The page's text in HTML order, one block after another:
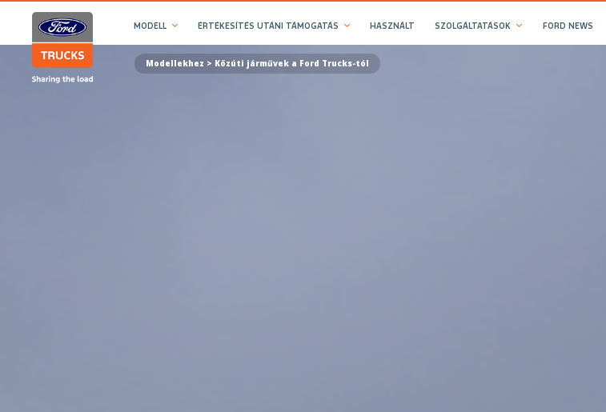
MODELL ÉRTÉKESÍTÉS UTÁNI TÁMOGATÁS HASZNÁLT SZOLGÁLTATÁSOK FORD NEWS
Modellekhez > Közúti járművek a Ford Trucks-tól